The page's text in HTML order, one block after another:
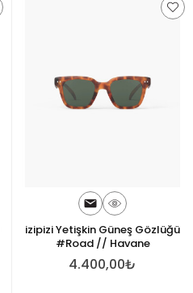
izipizi Yetişkin Güneş Gözlüğü
#Road // Havane
4.400,00₺